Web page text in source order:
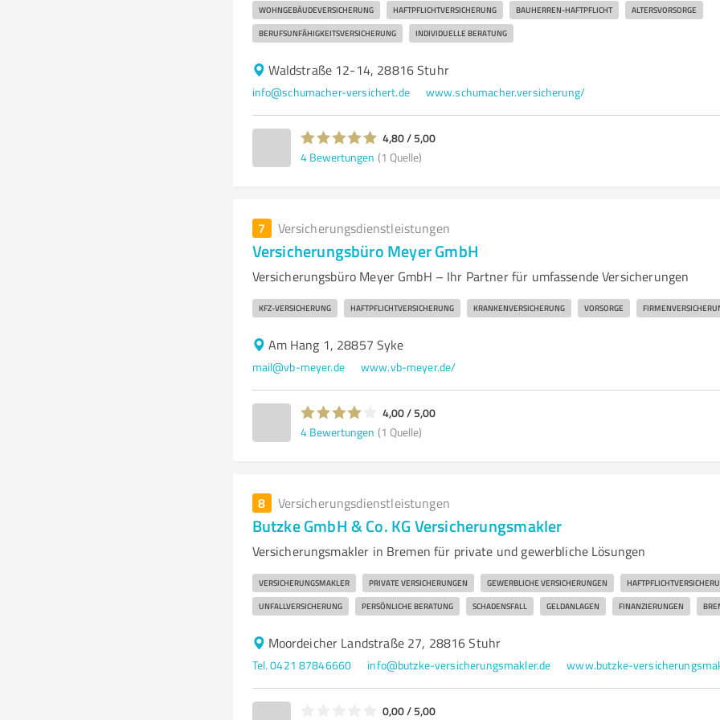
WOHNGEBÄUDEVERSICHERUNG HAFTPFLICHTVERSICHERUNG BAUHERREN-HAFTPFLICHT ALTERSVORSORGE
BERUFSUNFÄHIGKEITSVERSICHERUNG INDIVIDUELLE BERATUNG
Waldstraße 12-14, 28816 Stuhr
info@schumacher-versichert.de www.schumacher.versicherung/
4,80 / 5,00
4 Bewertungen (1 Quelle)
7 Versicherungsdienstleistungen
Versicherungsbüro Meyer GmbH
Versicherungsbüro Meyer GmbH – Ihr Partner für umfassende Versicherungen
KFZ-VERSICHERUNG HAFTPFLICHTVERSICHERUNG KRANKENVERSICHERUNG VORSORGE
Am Hang 1, 28857 Syke
mail@vb-meyer.de www.vb-meyer.de/
4,00 / 5,00
4 Bewertungen (1 Quelle)
8 Versicherungsdienstleistungen
Butzke GmbH & Co. KG Versicherungsmakler
Versicherungsmakler in Bremen für private und gewerbliche Lösungen
VERSICHERUNGSMAKLER PRIVATE VERSICHERUNGEN GEWERBLICHE VERSICHERUNGEN
UNFALLVERSICHERUNG PERSÖNLICHE BERATUNG SCHADENSFALL GELDANLAGEN FINANZIERUNGEN
Moordeicher Landstraße 27, 28816 Stuhr
Tel. 0421 87846660 info@butzke-versicherungsmakler.de www.butzke-
0,00 / 5,00